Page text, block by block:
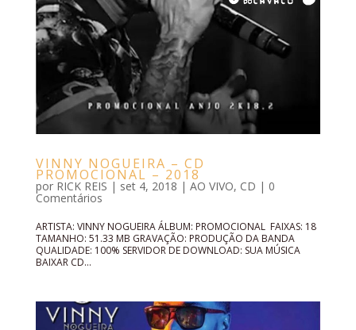
VINNY NOGUEIRA – CD
PROMOCIONAL – 2018
por RICK REIS | set 4, 2018 | AO VIVO, CD | 0
Comentários
ARTISTA: VINNY NOGUEIRA ÁLBUM: PROMOCIONAL FAIXAS: 18
TAMANHO: 51.33 MB GRAVAÇÃO: PRODUÇÃO DA BANDA
QUALIDADE: 100% SERVIDOR DE DOWNLOAD: SUA MÚSICA
BAIXAR CD...